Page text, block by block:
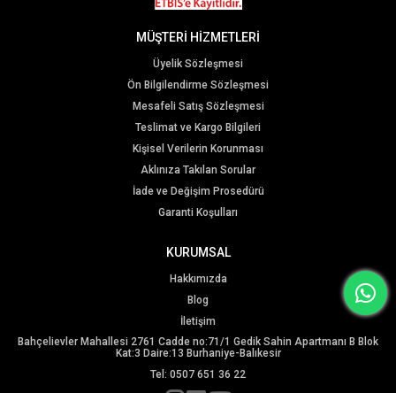
MÜŞTERİ HİZMETLERİ
Üyelik Sözleşmesi
Ön Bilgilendirme Sözleşmesi
Mesafeli Satış Sözleşmesi
Teslimat ve Kargo Bilgileri
Kişisel Verilerin Korunması
Aklınıza Takılan Sorular
İade ve Değişim Prosedürü
Garanti Koşulları
KURUMSAL
Hakkımızda
Blog
İletişim
Bahçelievler Mahallesi 2761 Cadde no:71/1 Gedik Sahin Apartmanı B Blok
Kat:3 Daire:13 Burhaniye-Balıkesir
Tel: 0507 651 36 22